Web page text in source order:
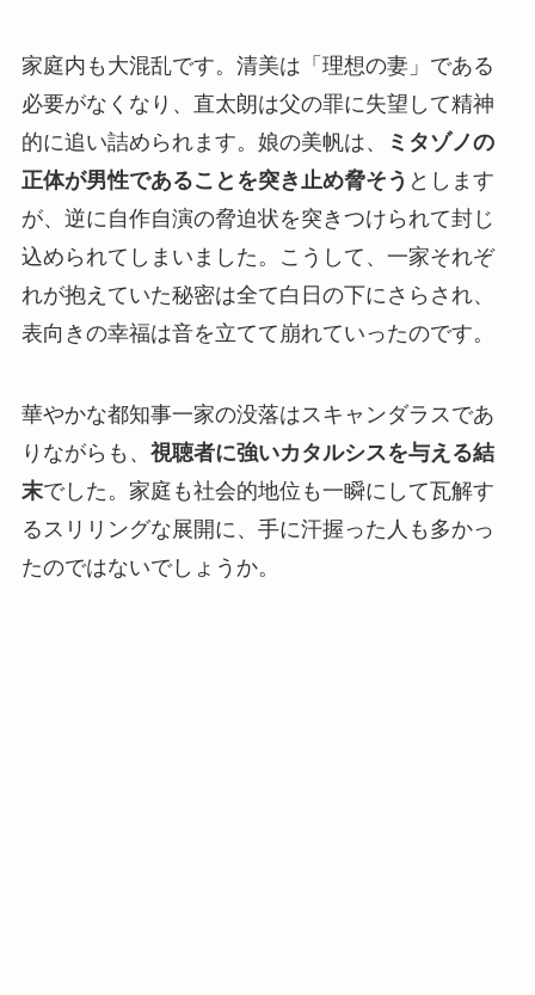
家庭内も大混乱です。清美は「理想の妻」である
必要がなくなり、直太朗は父の罪に失望して精神
的に追い詰められます。娘の美帆は、
ミタゾノの
正体が男性であることを突き止め脅そう とします
が、逆に自作自演の脅迫状を突きつけられて封じ
込められてしまいました。こうして、一家それぞ
れが抱えていた秘密は全て白日の下にさらされ、
表向きの幸福は音を立てて崩れていったのです。
華やかな都知事一家の没落はスキャンダラスであ
りながらも、 視聴者に強いカタルシスを与える結
末でした。家庭も社会的地位も一瞬にして瓦解す
るスリリングな展開に、手に汗握った人も多かっ
たのではないでしょうか。